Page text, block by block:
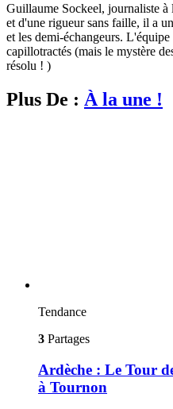
Guillaume Sockeel, journaliste
et d'une rigueur sans faille, il a
et les demi-échangeurs.
capillotractés (mais le mystère
résolu ! )
Plus De : À la une !
Tendance
3 Partages
Ardèche : Le Tour
à Tournon